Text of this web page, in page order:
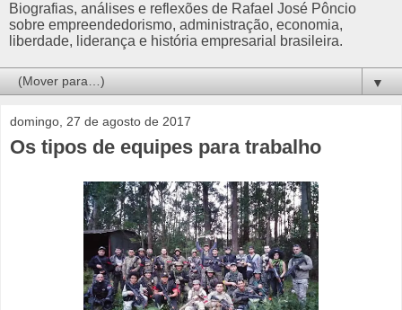
Biografias, análises e reflexões de Rafael José Pôncio
sobre empreendedorismo, administração, economia,
liberdade, liderança e história empresarial brasileira.
▼
domingo, 27 de agosto de 2017
Os tipos de equipes para trabalho